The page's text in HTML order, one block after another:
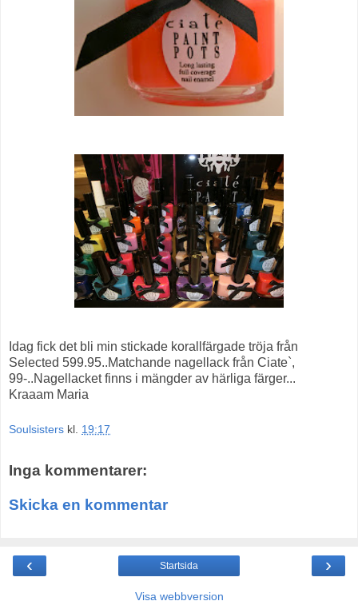
Idag fick det bli min stickade korallfärgade tröja från
Selected 599.95..Matchande nagellack från Ciate`,
99-..Nagellacket finns i mängder av härliga färger...
Kraaam Maria
Soulsisters kl. 19:17
Inga kommentarer:
Skicka en kommentar
‹ ›
Startsida
Visa webbversion